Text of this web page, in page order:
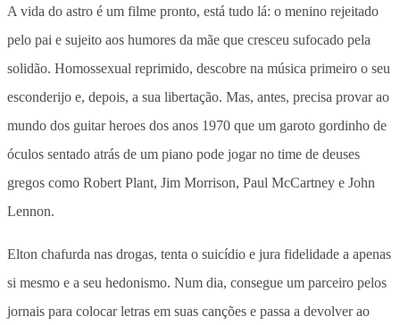
A vida do astro é um filme pronto, está tudo lá: o menino rejeitado
pelo pai e sujeito aos humores da mãe que cresceu sufocado pela
solidão. Homossexual reprimido, descobre na música primeiro o seu
esconderijo e, depois, a sua libertação. Mas, antes, precisa provar ao
mundo dos guitar heroes dos anos 1970 que um garoto gordinho de
óculos sentado atrás de um piano pode jogar no time de deuses
gregos como Robert Plant, Jim Morrison, Paul McCartney e John
Lennon.
Elton chafurda nas drogas, tenta o suicídio e jura fidelidade a apenas
si mesmo e a seu hedonismo. Num dia, consegue um parceiro pelos
jornais para colocar letras em suas canções e passa a devolver ao